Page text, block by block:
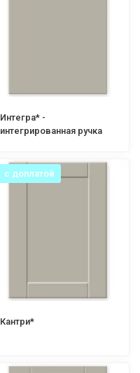
Интегра* -
интегрированная ручка
с доплатой
Кантри*